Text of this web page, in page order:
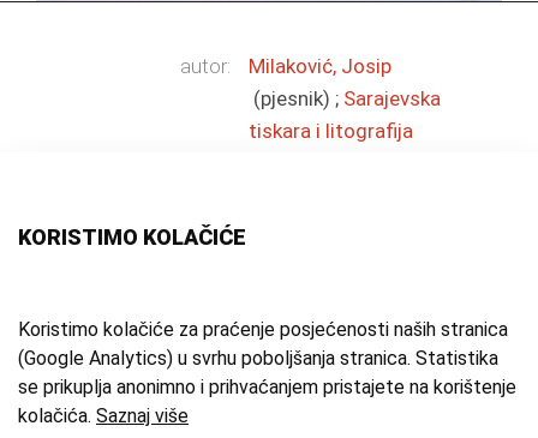
autor:
Milaković, Josip
(pjesnik) ; Sarajevska
tiskara i litografija
tehnika:
tema:
knjiga
zbirka:
Kulturno-povijesna zbirka
inventarna oznaka:
3053
KORISTIMO KOLAČIĆE
Koristimo kolačiće za praćenje posjećenosti naših stranica
(Google Analytics) u svrhu poboljšanja stranica. Statistika
se prikuplja anonimno i prihvaćanjem pristajete na korištenje
kolačića. Saznaj više